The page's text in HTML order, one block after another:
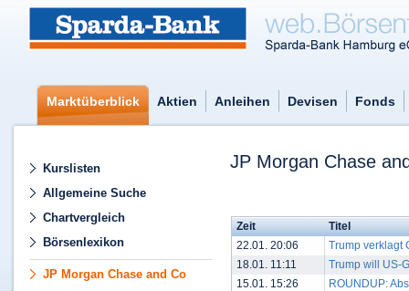
Marktüberblick Aktien Anleihen Devisen Fonds
Kurslisten
Allgemeine Suche
Chartvergleich
Börsenlexikon
JP Morgan Chase and Co
JP Morgan Chase
Zeit
Titel
22.01. 20:06
Trump verklagt
18.01. 11:11
Trump will US-
15.01. 15:26
ROUNDUP: